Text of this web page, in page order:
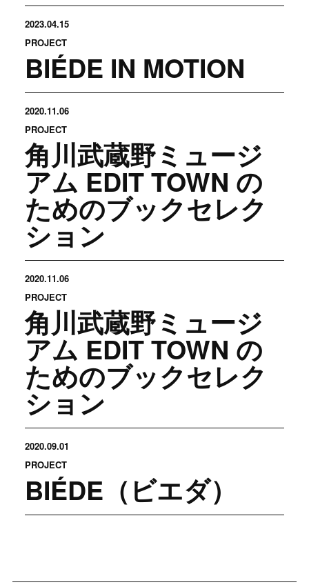
2023.04.15
PROJECT
BIÉDE IN MOTION
2020.11.06
PROJECT
角川武蔵野ミュージ
アム EDIT TOWN の
ためのブックセレク
ション
2020.11.06
PROJECT
角川武蔵野ミュージ
アム EDIT TOWN の
ためのブックセレク
ション
2020.09.01
PROJECT
BIÉDE（ビエダ）